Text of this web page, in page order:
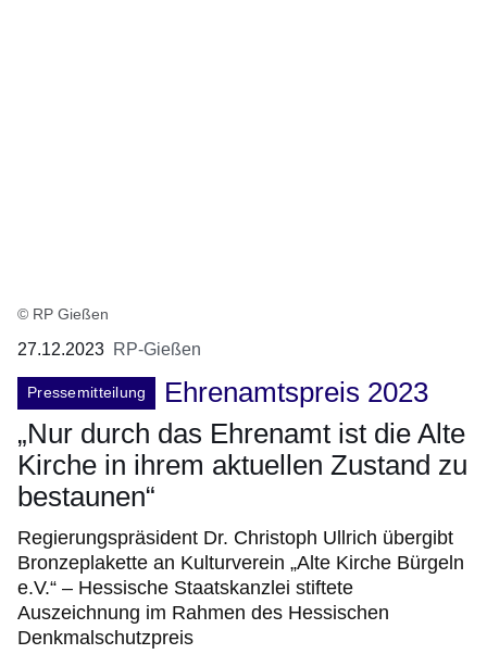
© RP Gießen
27.12.2023 RP-Gießen
Pressemitteilung
Ehrenamtspreis 2023
„Nur durch das Ehrenamt ist die Alte
Kirche in ihrem aktuellen Zustand zu
bestaunen“
Regierungspräsident Dr. Christoph Ullrich übergibt
Bronzeplakette an Kulturverein „Alte Kirche Bürgeln
e.V.“ – Hessische Staatskanzlei stiftete
Auszeichnung im Rahmen des Hessischen
Denkmalschutzpreis